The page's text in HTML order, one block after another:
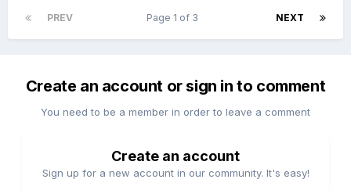
PREV NEXT
Page 1 of 3
Create an account or sign in to comment
You need to be a member in order to leave a comment
Create an account
Sign up for a new account in our community. It's easy!